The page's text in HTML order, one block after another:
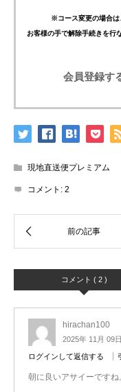
※コース変更の場合は
お客様の手で解除手続きを行
会員登録す
現地直送便プレミアム
コメント: 2
コメント ( 2 )
hirachan100
2025年 11月 09日
ログインして返信する
朝に良いアサイーですね